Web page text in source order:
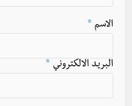
الاسم *
البريد الالكتروني *